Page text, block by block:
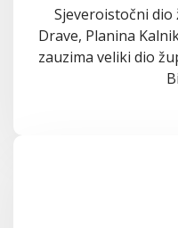
Sjeveroistočni
Drave, Planina
zauzima veliki dio